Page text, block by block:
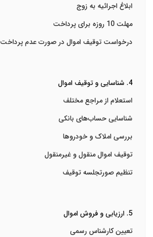
ابلاغ اجرائیه به زوج
مهلت 10 روزه برای پرداخت
درخواست توقیف اموال در صورت عدم پرداخت
4. شناسایی و توقیف اموال
استعلام از مراجع مختلف
شناسایی حساب‌های بانکی
بررسی املاک و خودروها
توقیف اموال منقول و غیرمنقول
تنظیم صورتجلسه توقیف
5. ارزیابی و فروش اموال
تعیین کارشناس رسمی